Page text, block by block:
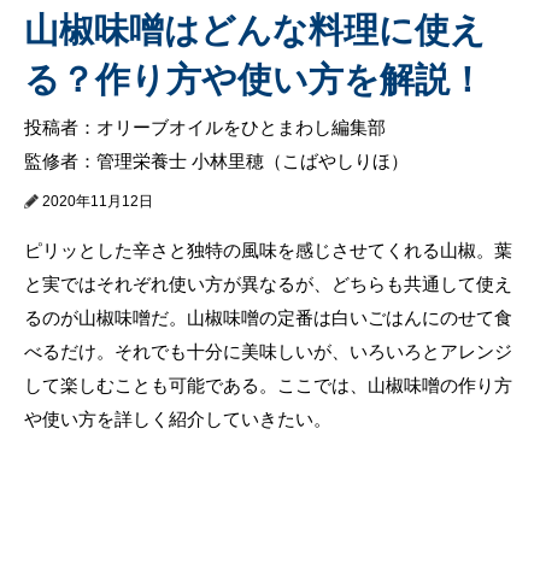
山椒味噌はどんな料理に使え
る？作り方や使い方を解説！
投稿者：オリーブオイルをひとまわし編集部
監修者：管理栄養士 小林里穂（こばやしりほ）
2020年11月12日
ピリッとした辛さと独特の風味を感じさせてくれる山椒。葉
と実ではそれぞれ使い方が異なるが、どちらも共通して使え
るのが山椒味噌だ。山椒味噌の定番は白いごはんにのせて食
べるだけ。それでも十分に美味しいが、いろいろとアレンジ
して楽しむことも可能である。ここでは、山椒味噌の作り方
や使い方を詳しく紹介していきたい。